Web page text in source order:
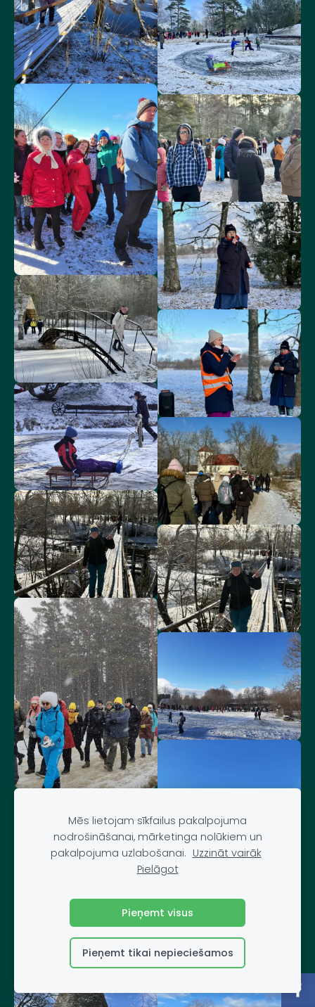
Mēs lietojam sīkfailus pakalpojuma
nodrošināšanai, mārketinga nolūkiem un
pakalpojuma uzlabošanai. Uzzināt vairāk
Pielāgot
Pieņemt visus
Pieņemt tikai nepieciešamos